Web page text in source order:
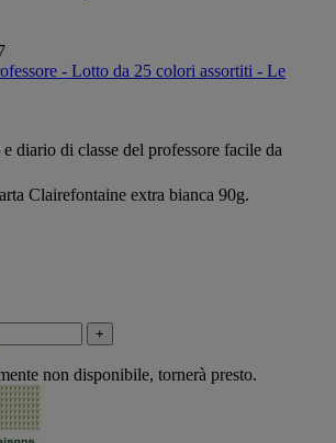
- Lotto da 25 colori assortiti - Le
diario di classe del professore facile da
Clairefontaine extra bianca 90g.
+
non disponibile, tornerà presto.